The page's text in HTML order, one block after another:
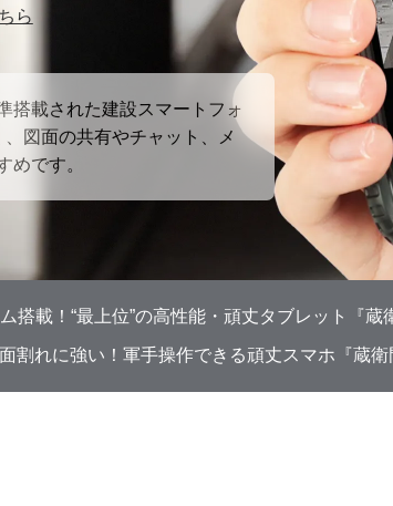
ら
搭載された建設スマートフォ
図面の共有やチャット、メ
めです。
搭載！“最上位”の高性能・頑丈タブレット『蔵
割れに強い！軍手操作できる頑丈スマホ『蔵